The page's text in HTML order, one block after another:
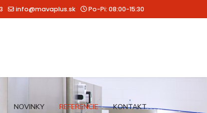
info@mavaplus.sk Po-Pi: 08:00-15:30
NOVINKY REFERENCIE KONTAKT